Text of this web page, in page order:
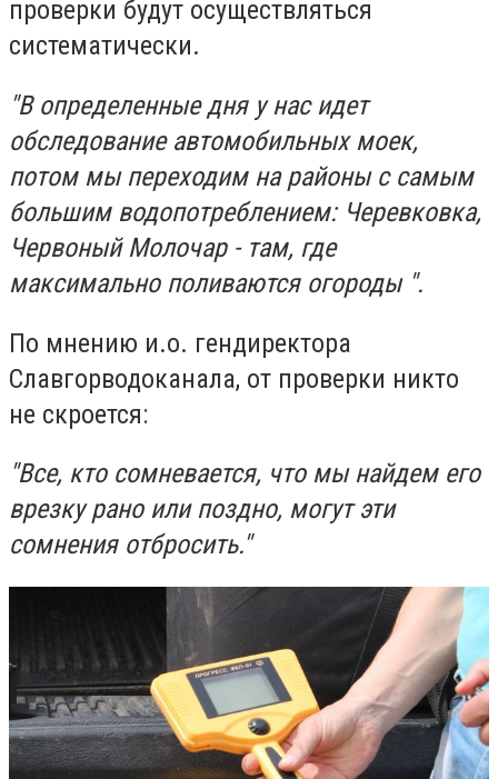
проверки будут осуществляться
систематически.
"В определенные дня у нас идет
обследование автомобильных моек,
потом мы переходим на районы с самым
большим водопотреблением: Черевковка,
Червоный Молочар - там, где
максимально поливаются огороды ".
По мнению и.о. гендиректора
Славгорводоканала, от проверки никто
не скроется:
"Все, кто сомневается, что мы найдем его
врезку рано или поздно, могут эти
сомнения отбросить."